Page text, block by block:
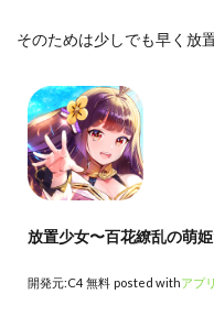
そのためは少しでも早く放
放置少女〜百花繚乱の萌
開発元:C4 無料 posted withアプ